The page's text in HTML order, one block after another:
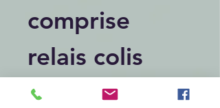
comprise
relais colis